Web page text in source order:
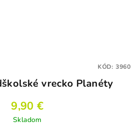
vrecko Planéty
9,90 €
Skladom
KÓD: 3960